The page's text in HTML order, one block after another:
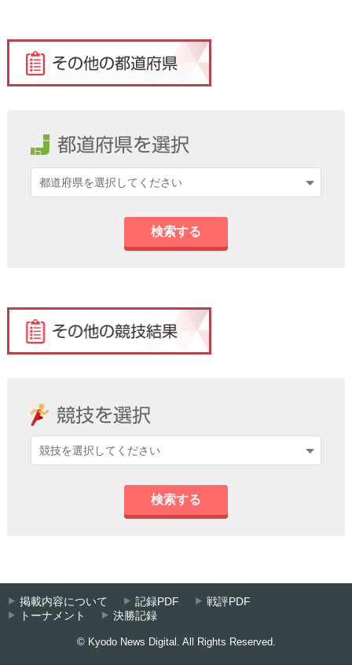
検索する
検索する
掲載内容について 記録PDF
戦評PDF
トーナメント
決勝記録
© Kyodo News Digital. All Rights Reserved.